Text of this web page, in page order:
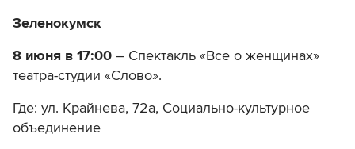
Зеленокумск
8 июня в 17:00 – Спектакль «Все о женщинах»
театра-студии «Слово».
Где: ул. Крайнева, 72а, Социально-культурное
объединение